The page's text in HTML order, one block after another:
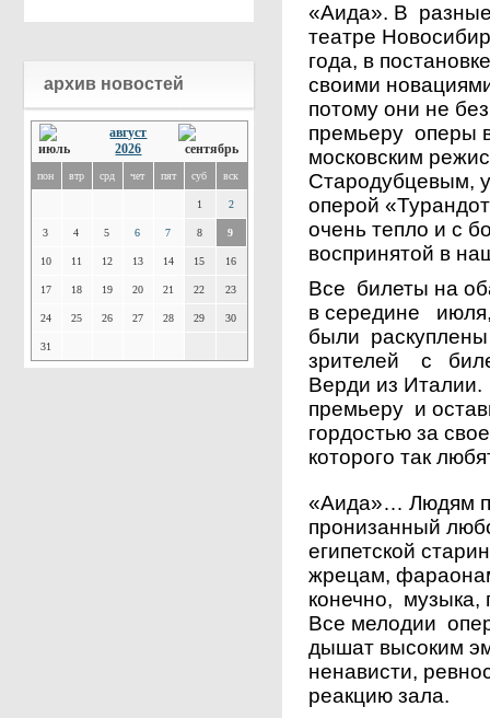
архив новостей
август
2026
пон втр срд чет пят суб вск
1 2
3 4 5 6 7 8 9
10 11 12 13 14 15 16
17 18 19 20 21 22 23
24 25 26 27 28 29 30
31
«Аида». В
театре
года, в
своими
потому они не
премьеру
московским
Стародубцевым,
оперой
очень тепло и с
воспринятой в
Все билеты на
в середине
были
зрителей с
Верди из
премьеру и
гордостью за
которого так
«Аида»… Людям
пронизанный
египетской
жрецам,
конечно, музыка,
Все мелодии
дышат высоким
ненависти,
реакцию зала.